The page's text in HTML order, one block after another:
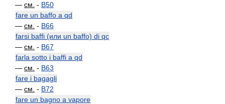
— см. - B50
fare un baffo a qd
— см. - B66
farsi baffi (или un baffo) di qc
— см. - B67
farla sotto i baffi a qd
— см. - B63
fare i bagagli
— см. - B72
fare un bagno a vapore